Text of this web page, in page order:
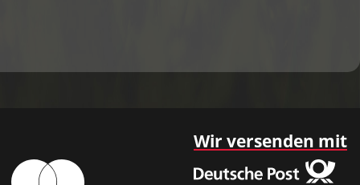
Wir versenden mit